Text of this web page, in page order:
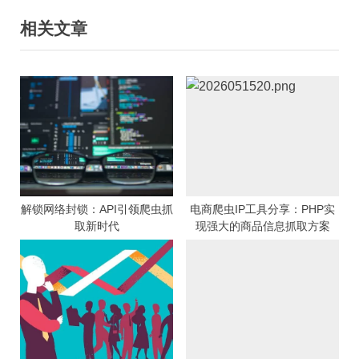
导
航
i
s
P
o
s
t
:
t
s
t
:
相关文章
解锁网络封锁：API引领爬虫抓
取新时代
电商爬虫IP工具分享：PHP实
现强大的商品信息抓取方案